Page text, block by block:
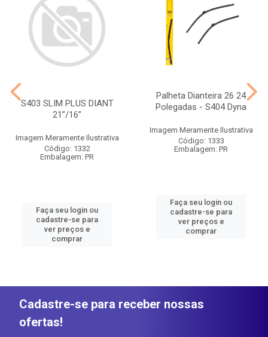
S403 SLIM PLUS DIANT
21”/16”
Imagem Meramente Ilustrativa
Código: 1332
Embalagem: PR
Faça seu login ou
cadastre-se para
ver preços e
comprar
Palheta Dianteira 26 24
Polegadas - S404 Dyna
Imagem Meramente Ilustrativa
Código: 1333
Embalagem: PR
Faça seu login ou
cadastre-se para
ver preços e
comprar
Cadastre-se para receber nossas
ofertas!